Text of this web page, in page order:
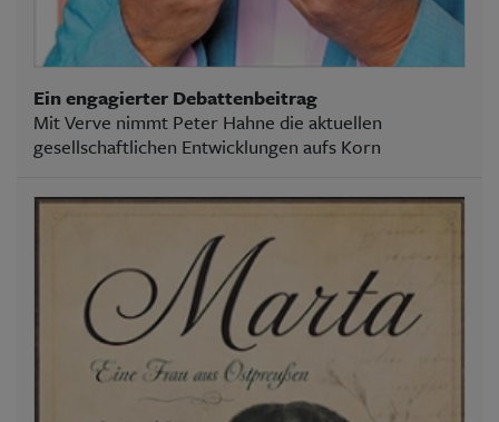
Ein engagierter Debattenbeitrag
Mit Verve nimmt Peter Hahne die aktuellen
gesellschaftlichen Entwicklungen aufs Korn